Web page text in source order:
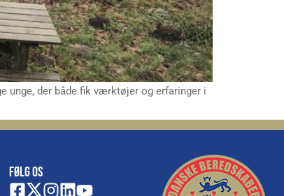
unge, der både fik værktøjer og erfaringer i
FØLG OS